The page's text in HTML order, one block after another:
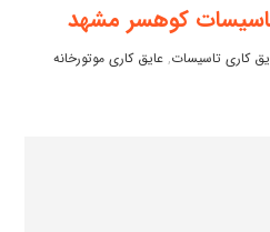
کوهسر مشهد
کاری تاسیسات,عایق کاری موتورخانه